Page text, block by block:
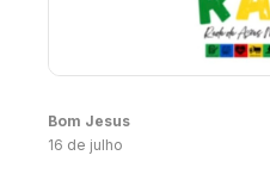
Bom Jesus
16 de julho